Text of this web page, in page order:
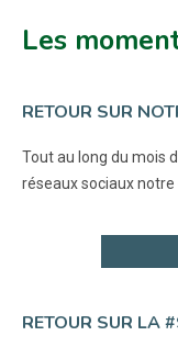
Les
RETOUR SUR
Tout au long du mois
réseaux sociaux
RETOUR SUR LA